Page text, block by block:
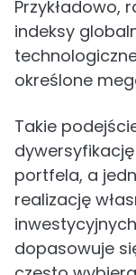
Przykładowo,
indeksy
określone
Takie
portfela, a
realizację
dopasowuje